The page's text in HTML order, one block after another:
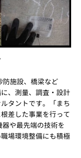
防施設、橋梁など
、測量、調査・設計
タントです。「まち
差した事業を行って
や最先端の技術を
場環境整備にも積極